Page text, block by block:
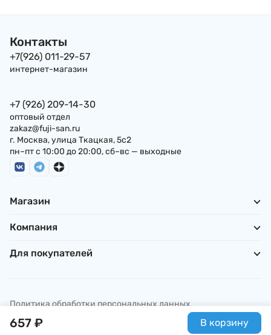
657 ₽ В корзину
Контакты
+7(926) 011-29-57
интернет-магазин
+7 (926) 209-14-30
оптовый отдел
zakaz@fuji-san.ru
г. Москва, улица Ткацкая, 5с2
пн–пт с 10:00 до 20:00, сб–вс — выходные
Магазин
Компания
Для покупателей
Политика обработки персональных данных